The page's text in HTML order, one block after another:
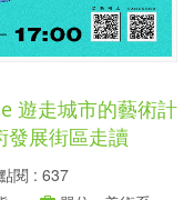
遊走城市的藝術計
發展街區走讀
閱 : 637